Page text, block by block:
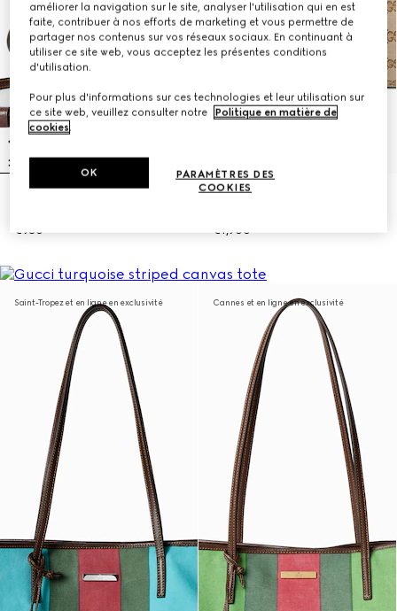
€980
€1,900
Saint-Tropez et en ligne en exclusivité Cannes et en ligne en exclusivité
améliorer la navigation sur le site, analyser l'utilisation qui en est
faite, contribuer à nos efforts de marketing et vous permettre de
partager nos contenus sur vos réseaux sociaux. En continuant à
utiliser ce site web, vous acceptez les présentes conditions
d'utilisation.
Pour plus d'informations sur ces technologies et leur utilisation sur
ce site web, veuillez consulter notre
Politique en matière de
cookies.
PARAMÈTRES DES
COOKIES
OK